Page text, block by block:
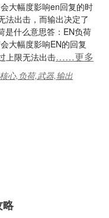
大幅度影响en回复的时
法出击，而输出决定了
是什么意思答：EN负荷
大幅度影响EN的回复
上限无法出击……更多
心,负荷,武器,输出
略